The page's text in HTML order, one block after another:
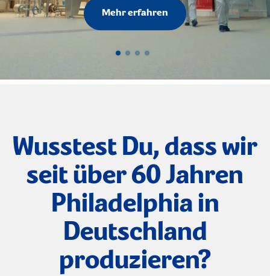
Mehr erfahren
Wusstest Du, dass wir
seit über 60 Jahren
Philadelphia in
Deutschland
produzieren?